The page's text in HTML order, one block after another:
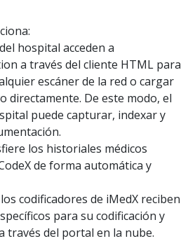
hospital acceden a
a través del cliente HTML para
escáner de la red o cargar
directamente. De este modo, el
puede capturar, indexar y
los historiales médicos
de forma automática y
codificadores de iMedX reciben
para su codificación y
través del portal en la nube.